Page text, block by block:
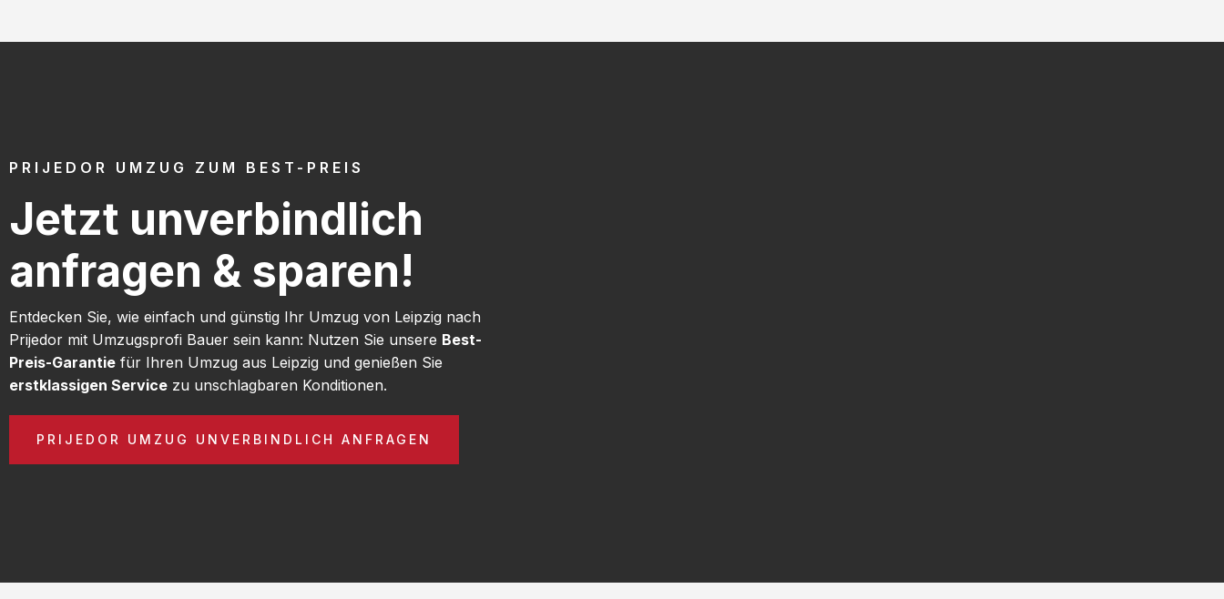
PRIJEDOR UMZUG ZUM BEST-PREIS
Jetzt unverbindlich
anfragen & sparen!
Entdecken Sie, wie einfach und günstig Ihr Umzug von Leipzig nach
Prijedor mit Umzugsprofi Bauer sein kann: Nutzen Sie unsere Best-
Preis-Garantie für Ihren Umzug aus Leipzig und genießen Sie
erstklassigen Service zu unschlagbaren Konditionen.
PRIJEDOR UMZUG UNVERBINDLICH ANFRAGEN